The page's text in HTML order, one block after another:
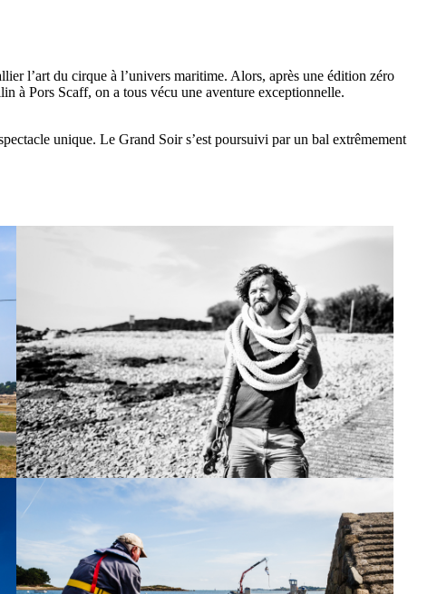
l’art du cirque à l’univers maritime. Alors, après une édition zéro
à Pors Scaff, on a tous vécu une aventure exceptionnelle.
unique. Le Grand Soir s’est poursuivi par un bal extrêmement